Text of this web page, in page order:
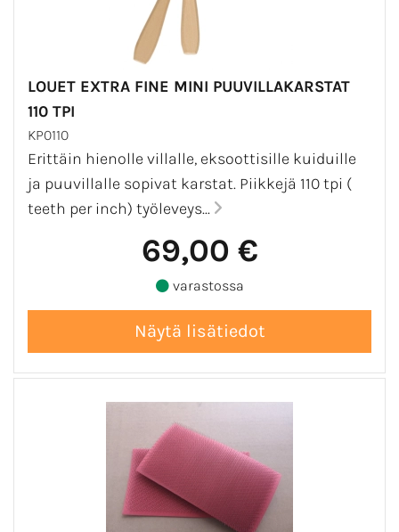
LOUET EXTRA FINE MINI PUUVILLAKARSTAT
110 TPI
KP0110
Erittäin hienolle villalle, eksoottisille kuiduille
ja puuvillalle sopivat karstat. Piikkejä 110 tpi (
teeth per inch) työleveys...
69,00 €
varastossa